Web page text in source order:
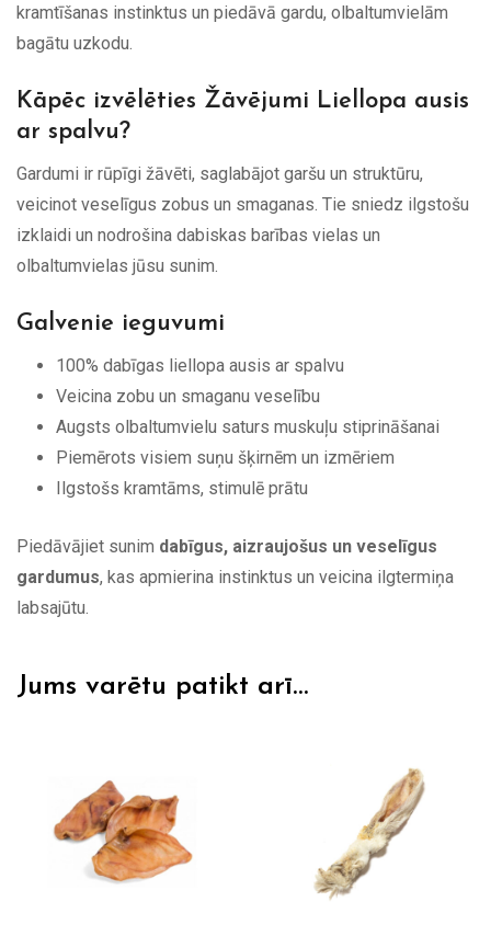
kramtīšanas instinktus un piedāvā gardu, olbaltumvielām
bagātu uzkodu.
Kāpēc izvēlēties Žāvējumi Liellopa ausis
ar spalvu?
Gardumi ir rūpīgi žāvēti, saglabājot garšu un struktūru,
veicinot veselīgus zobus un smaganas. Tie sniedz ilgstošu
izklaidi un nodrošina dabiskas barības vielas un
olbaltumvielas jūsu sunim.
Galvenie ieguvumi
100% dabīgas liellopa ausis ar spalvu
Veicina zobu un smaganu veselību
Augsts olbaltumvielu saturs muskuļu stiprināšanai
Piemērots visiem suņu šķirnēm un izmēriem
Ilgstošs kramtāms, stimulē prātu
Piedāvājiet sunim dabīgus, aizraujošus un veselīgus
gardumus, kas apmierina instinktus un veicina ilgtermiņa
labsajūtu.
Jums varētu patikt arī…